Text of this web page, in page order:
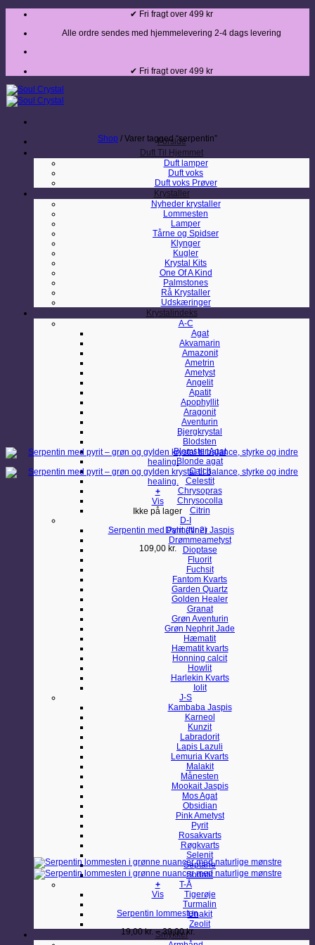
Fortsæt
indhold
✔ Fri fragt over 499 kr
Alle ordre sendes med hjemmelevering 2-4 dags levering
✔ Fri fragt over 499 kr
Forside
Duft Til Hjemmet
Duft lamper
Duft voks
Duft voks Prøver
Krystaller
Nyheder krystaller
Lommesten
Lamper
Tårne og Spidser
Klynger
Kugler
Krystal Kits
One Of A Kind
Palmstones
Rå Krystaller
Udskæringer
Krystalindeks
A-C
Agat
Akvamarin
Amazonit
Ametrin
Ametyst
Angelit
Apatit
Apophyllit
Aragonit
Aventurin
Bjergkrystal
Blodsten
Blomster Agat
Blonde agat
Calcit
Celestit
Chrysopras
Chrysocolla
Citrin
D-I
Dalmatiner Jaspis
Drømmeametyst
Dioptase
Fluorit
Fuchsit
Fantom Kvarts
Garden Quartz
Golden Healer
Granat
Grøn Aventurin
Grøn Nephrit Jade
Hæmatit
Hæmatit kvarts
Honning calcit
Howlit
Harlekin Kvarts
Iolit
J-S
Kambaba Jaspis
Karneol
Kunzit
Labradorit
Lapis Lazuli
Lemuria Kvarts
Malakit
Månesten
Mookait Jaspis
Mos Agat
Obsidian
Pink Ametyst
Pyrit
Rosakvarts
Røgkvarts
Selenit
Septarie
Sodalit
T-Å
Tigerøje
Turmalin
Unakit
Zeolit
Smykker
Shop / Varer tagged “serpentin”
+
Vis
Ikke på lager
Serpentin med Pyrit (Nr 2)
109,00 kr.
+
Dette
har
varianter.
Vis
Serpentin lommesten
19,00kr. – 39,00kr.Prisinterval:
19,00 kr.